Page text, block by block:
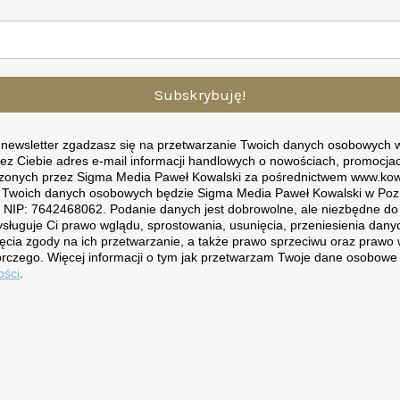
Subskrybuję!
zgadzasz się na przetwarzanie Twoich danych osobowych
Ciebie adres e-mail informacji handlowych o nowościach,
przez Sigma Media Paweł Kowalski za pośrednictwem
danych osobowych będzie Sigma Media Paweł Kowalski w
7642468062. Podanie danych jest dobrowolne, ale niezbędne
Ci prawo wglądu, sprostowania, usunięcia, przeniesienia
zgody na ich przetwarzanie, a także prawo sprzeciwu oraz prawo
Więcej informacji o tym jak przetwarzam Twoje dane